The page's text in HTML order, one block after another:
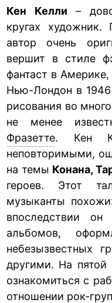
Кен Келли –
кругах
автор очень
вершит в стиле
фантаст в Америке,
Нью-Лондон в
рисования во
не менее
Фразетте. Кен
неповторимыми,
на темы Конана,
героев. Этот
музыканты
впоследствии
альбомов,
небезызвестных
другими. На
ознакомиться с
отношении рок-